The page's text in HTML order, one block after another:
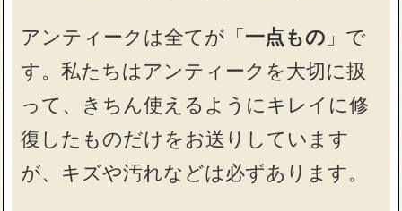
アンティークは全てが「一点もの 」で
す。私たちはアンティークを大切に扱
って、きちん使えるようにキレイに修
復したものだけをお送りしています
が、キズや汚れなどは必ずあります。